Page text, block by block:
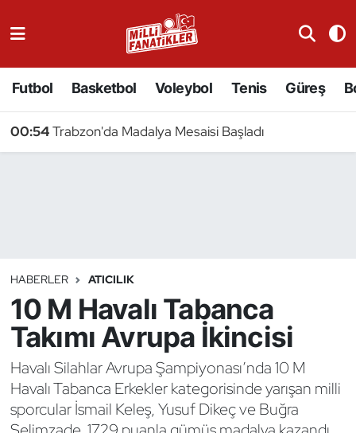
Futbol Basketbol Voleybol Tenis Güreş
00:54Trabzon'da Madalya Mesaisi Başladı
HABERLER ATICILIK
10 M Havalı Tabanca
Takımı Avrupa İkincisi
Havalı Silahlar Avrupa Şampiyonası’nda 10 M
Havalı Tabanca Erkekler kategorisinde yarışan milli
sporcular İsmail Keleş, Yusuf Dikeç ve Buğra
Badminton
Binicilik
Bisiklet
Bocce Bowling Dart
Boks